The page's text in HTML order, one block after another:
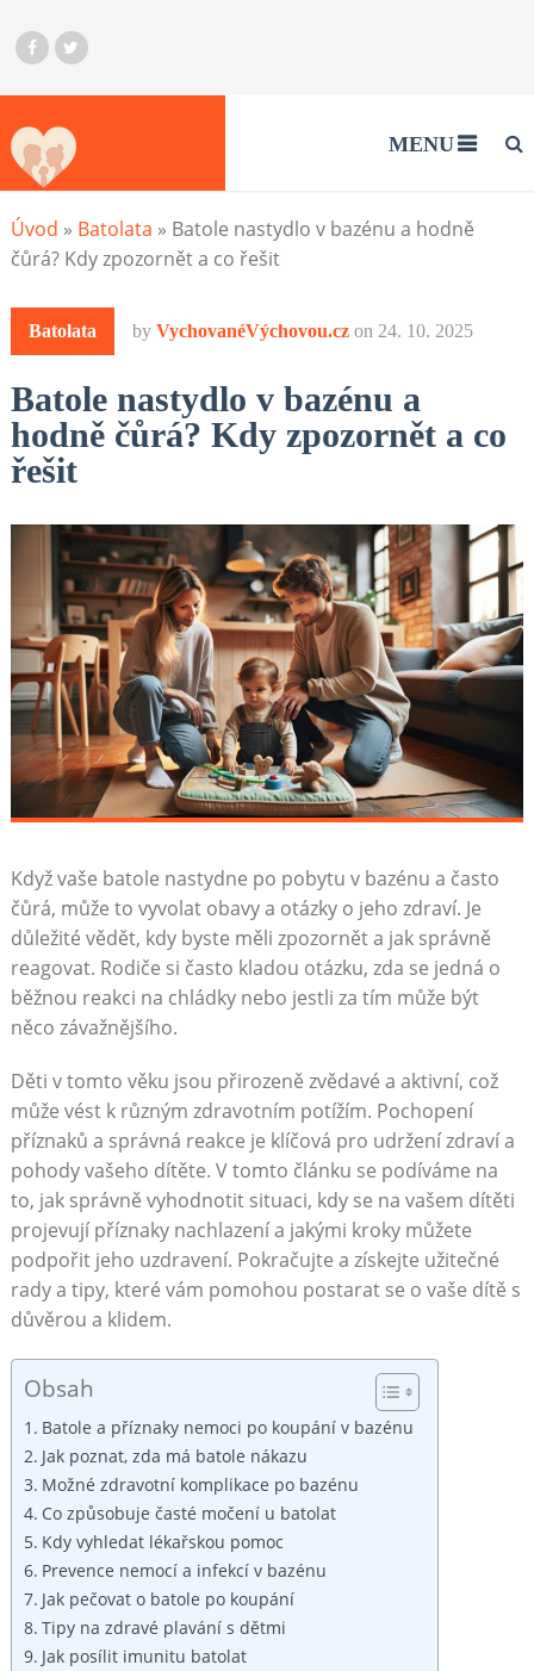
MENU
Úvod » Batolata » Batole nastydlo v bazénu a hodně
čůrá? Kdy zpozornět a co řešit
Batolata by VychovanéVýchovou.cz on 24. 10. 2025
Batole nastydlo v bazénu a
hodně čůrá? Kdy zpozornět a co
řešit
Když vaše batole nastydne po pobytu v bazénu a často
čůrá, může to vyvolat obavy a otázky o jeho zdraví. Je
důležité vědět, kdy byste měli zpozornět a jak správně
reagovat. Rodiče si často kladou otázku, zda se jedná o
běžnou reakci na chládky nebo jestli za tím může být
něco závažnějšího.
Děti v tomto věku jsou přirozeně zvědavé a aktivní, což
může vést k různým zdravotním potížím. Pochopení
příznaků a správná reakce je klíčová pro udržení zdraví a
pohody vašeho dítěte. V tomto článku se podíváme na
to, jak správně vyhodnotit situaci, kdy se na vašem dítěti
projevují příznaky nachlazení a jakými kroky můžete
podpořit jeho uzdravení. Pokračujte a získejte užitečné
rady a tipy, které vám pomohou postarat se o vaše dítě s
důvěrou a klidem.
Obsah
Batole a příznaky nemoci po koupání v bazénu
Jak poznat, zda má batole nákazu
Možné zdravotní komplikace po bazénu
Co způsobuje časté močení u batolat
Kdy vyhledat lékařskou pomoc
Prevence nemocí a infekcí v bazénu
Jak pečovat o batole po koupání
Tipy na zdravé plavání s dětmi
Jak posílit imunitu batolat